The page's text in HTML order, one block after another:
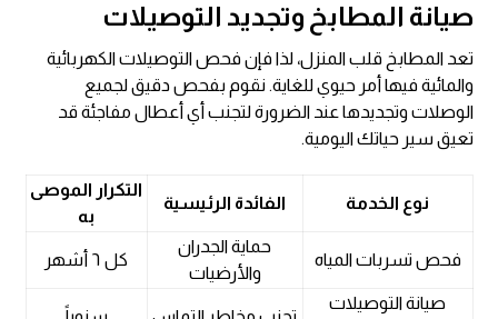
صيانة المطابخ وتجديد التوصيلات
تعد المطابخ قلب المنزل، لذا فإن فحص التوصيلات الكهربائية
والمائية فيها أمر حيوي للغاية. نقوم بفحص دقيق لجميع
الوصلات وتجديدها عند الضرورة لتجنب أي أعطال مفاجئة قد
تعيق سير حياتك اليومية.
نوع الخدمة الفائدة الرئيسية
التكرار الموصى
به
فحص تسربات المياه
حماية الجدران
والأرضيات
كل ٦ أشهر
صيانة التوصيلات